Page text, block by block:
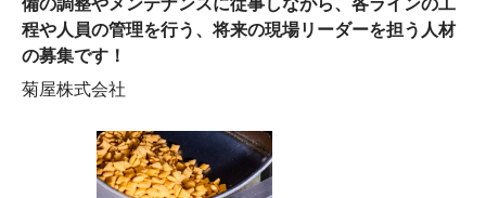
備の調整やメンテナンスに従事しながら、各ラインの工
程や人員の管理を行う、将来の現場リーダーを担う人材
の募集です！
菊屋株式会社